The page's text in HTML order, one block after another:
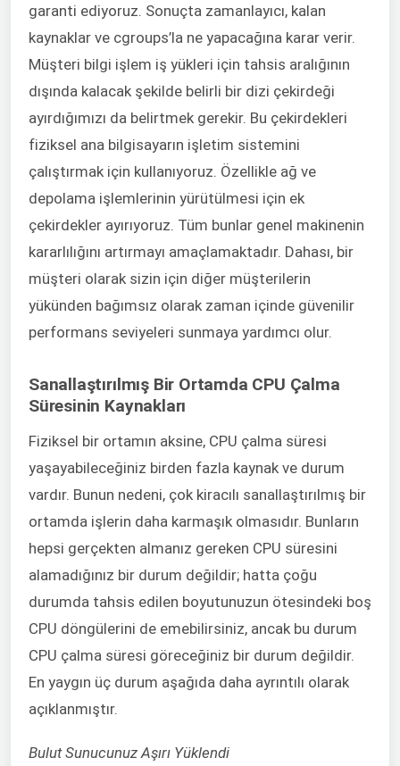
garanti ediyoruz. Sonuçta zamanlayıcı, kalan
kaynaklar ve cgroups’la ne yapacağına karar verir.
Müşteri bilgi işlem iş yükleri için tahsis aralığının
dışında kalacak şekilde belirli bir dizi çekirdeği
ayırdığımızı da belirtmek gerekir. Bu çekirdekleri
fiziksel ana bilgisayarın işletim sistemini
çalıştırmak için kullanıyoruz. Özellikle ağ ve
depolama işlemlerinin yürütülmesi için ek
çekirdekler ayırıyoruz. Tüm bunlar genel makinenin
kararlılığını artırmayı amaçlamaktadır. Dahası, bir
müşteri olarak sizin için diğer müşterilerin
yükünden bağımsız olarak zaman içinde güvenilir
performans seviyeleri sunmaya yardımcı olur.
Sanallaştırılmış Bir Ortamda CPU Çalma
Süresinin Kaynakları
Fiziksel bir ortamın aksine, CPU çalma süresi
yaşayabileceğiniz birden fazla kaynak ve durum
vardır. Bunun nedeni, çok kiracılı sanallaştırılmış bir
ortamda işlerin daha karmaşık olmasıdır. Bunların
hepsi gerçekten almanız gereken CPU süresini
alamadığınız bir durum değildir; hatta çoğu
durumda tahsis edilen boyutunuzun ötesindeki boş
CPU döngülerini de emebilirsiniz, ancak bu durum
CPU çalma süresi göreceğiniz bir durum değildir.
En yaygın üç durum aşağıda daha ayrıntılı olarak
açıklanmıştır.
Bulut Sunucunuz Aşırı Yüklendi